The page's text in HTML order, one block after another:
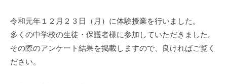
令和元年１２月２３日（月）に体験授業を行いました。
多くの中学校の生徒・保護者様に参加していただきました。
その際のアンケート結果を掲載しますので、良ければご覧く
ださい。